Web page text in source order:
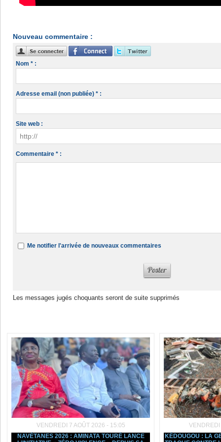
Nouveau commentaire :
Nom * :
Adresse email (non publiée) * :
Site web :
Commentaire * :
Me notifier l'arrivée de nouveaux commentaires
Les messages jugés choquants seront de suite supprimés
VENDREDI 7 AOÛT 2026 - 15:05
NAVÉTANES 2026 : AMINATA TOURÉ LANCE
KÉDOUGOU : LA